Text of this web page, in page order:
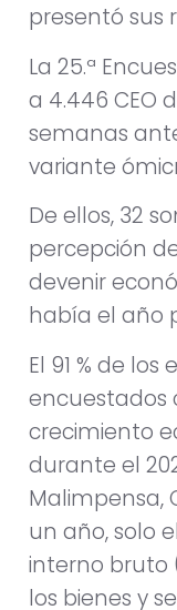
presentó sus
La 25.ª
a 4.446 CEO
semanas
variante
De ellos, 32
percepción
devenir
había el año
El 91 % de
encuestados
crecimiento
durante el
Malimpensa,
un año, solo
interno bruto
los bienes y